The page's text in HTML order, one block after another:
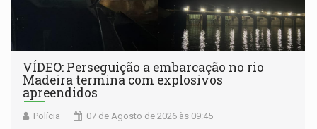
VÍDEO: Perseguição a embarcação no rio
Madeira termina com explosivos
apreendidos
Polícia 07 de Agosto de 2026 às 09:45